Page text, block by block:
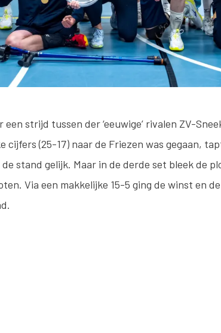
strijd tussen der ‘eeuwige’ rivalen ZV-
cijfers (25-17) naar de Friezen was gegaan,
stand gelijk. Maar in de derde set bleek de
Via een makkelijke 15-5 ging de winst en